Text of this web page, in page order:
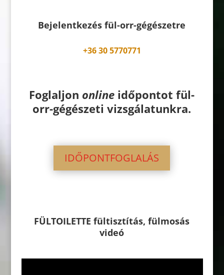
Bejelentkezés fül-orr-gégészetre
+36 30 5770771
Foglaljon online időpontot fül-
orr-gégészeti vizsgálatunkra.
IDŐPONTFOGLALÁS
FÜLTOILETTE fültisztítás, fülmosás
videó